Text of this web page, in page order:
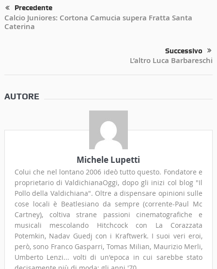
Precedente
Calcio Juniores: Cortona Camucia supera Fratta Santa
Caterina
Successivo
L’altro Luca Barbareschi
AUTORE
Michele Lupetti
Colui che nel lontano 2006 ideò tutto questo. Fondatore e
proprietario di ValdichianaOggi, dopo gli inizi col blog "Il
Pollo della Valdichiana". Oltre a dispensare opinioni sulle
cose locali è Beatlesiano da sempre (corrente-Paul Mc
Cartney), coltiva strane passioni cinematografiche e
musicali mescolando Hitchcock con La Corazzata
Potemkin, Nadav Guedj con i Kraftwerk. I suoi veri eroi,
però, sono Franco Gasparri, Tomas Milian, Maurizio Merli,
Umberto Lenzi... volti di un'epoca in cui sarebbe stato